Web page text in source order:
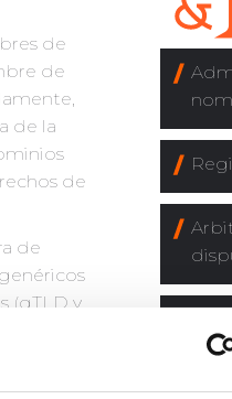
de
de
de la
de
de
(gTLD y
de
que
Política